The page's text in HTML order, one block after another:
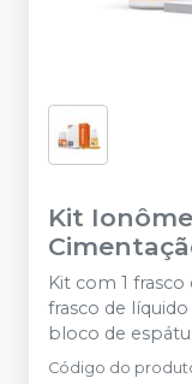
Kit
Kit com 1
frasco de
bloco de
Código do